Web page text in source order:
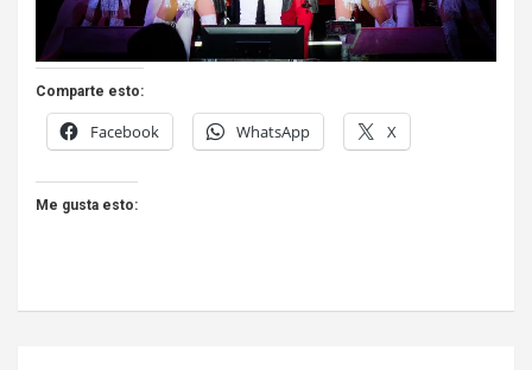
Comparte esto:
Facebook WhatsApp X
Me gusta esto: